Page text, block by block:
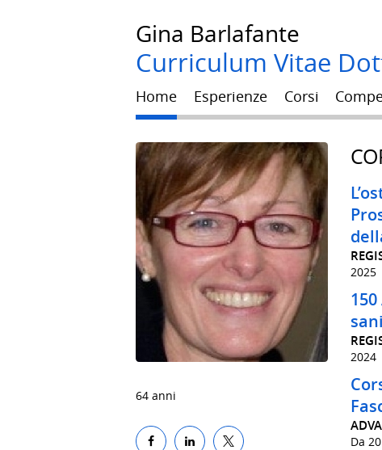
Gina Barlafante
Curriculum Vitae
Home Esperienze Corsi
64 anni
2025
2024
Da